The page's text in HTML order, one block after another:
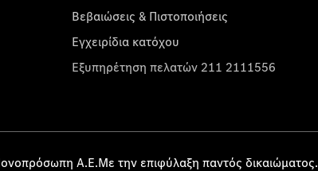
Βεβαιώσεις & Πιστοποιήσεις
Εγχειρίδια κατόχου
Εξυπηρέτηση πελατών 211 2111556
Α.Ε.Με την επιφύλαξη παντός δικαιώματος.